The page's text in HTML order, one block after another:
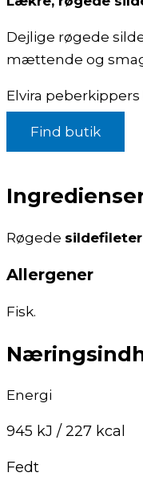
Dejlige røgede
mættende og
Elvira
Find butik
Røgede sildefileter
Allergener
Fisk.
Energi
945 kJ / 227 kcal
Fedt